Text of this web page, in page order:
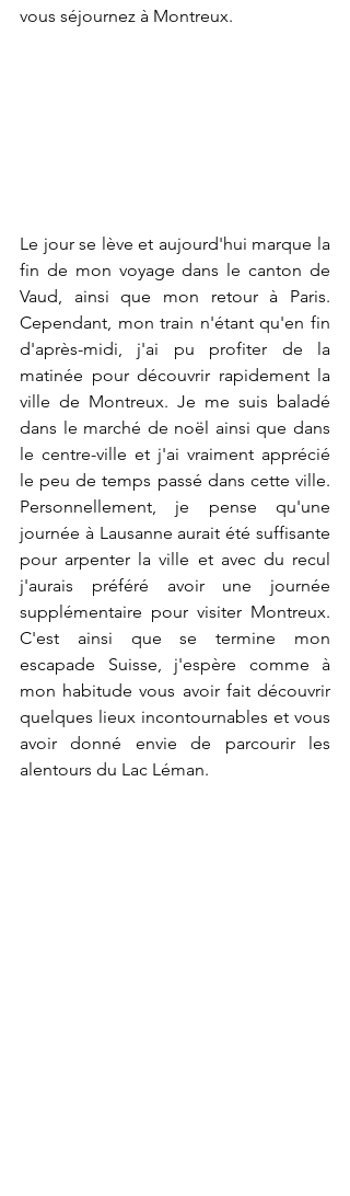
vous séjournez à Montreux.
Le jour se lève et aujourd'hui marque la
fin de mon voyage dans le canton de
Vaud, ainsi que mon retour à Paris.
Cependant, mon train n'étant qu'en fin
d'après-midi, j'ai pu profiter de la
matinée pour découvrir rapidement la
ville de Montreux. Je me suis baladé
dans le marché de noël ainsi que dans
le centre-ville et j'ai vraiment apprécié
le peu de temps passé dans cette ville.
Personnellement, je pense qu'une
journée à Lausanne aurait été suffisante
pour arpenter la ville et avec du recul
j'aurais préféré avoir une journée
supplémentaire pour visiter Montreux.
C'est ainsi que se termine mon
escapade Suisse, j'espère comme à
mon habitude vous avoir fait découvrir
quelques lieux incontournables et vous
avoir donné envie de parcourir les
alentours du Lac Léman.